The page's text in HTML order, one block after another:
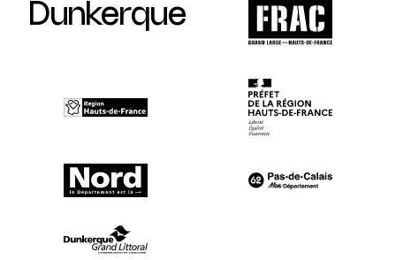
Dunkerque